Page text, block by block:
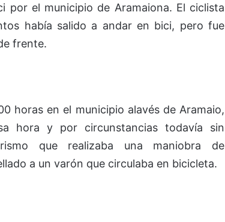
por el municipio de Aramaiona. El ciclista
había salido a andar en bici, pero fue
frente.
horas en el municipio alavés de Aramaio,
hora y por circunstancias todavía sin
que realizaba una maniobra de
a un varón que circulaba en bicicleta.